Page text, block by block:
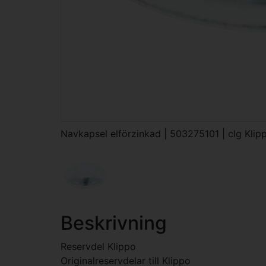
Navkapsel elförzinkad | 503275101 | clg
Beskrivning
Reservdel Klippo
Originalreservdelar till Klippo